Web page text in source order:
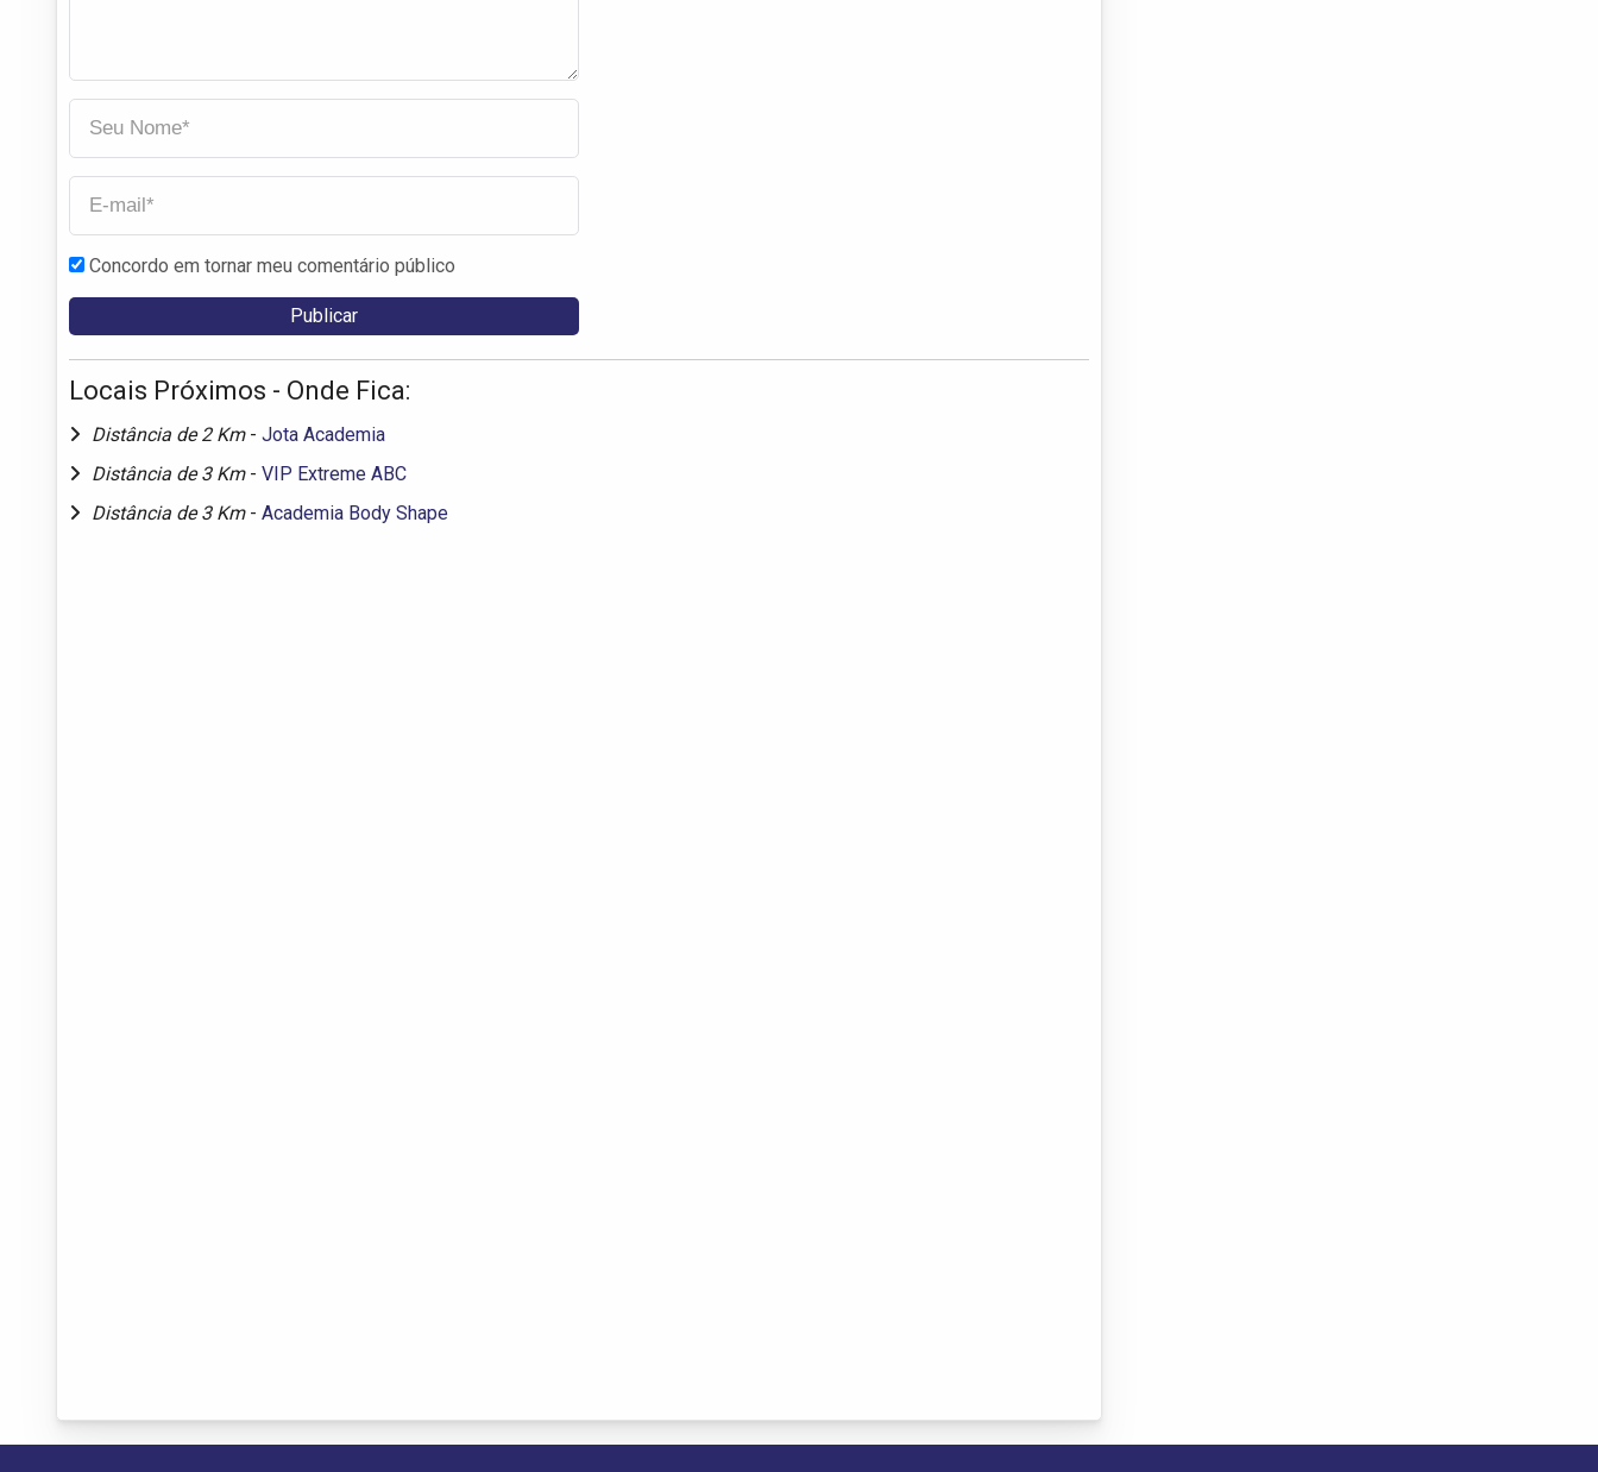
Concordo em tornar meu comentário público
Locais Próximos - Onde Fica:
Distância de 2 Km - Jota Academia
Distância de 3 Km - VIP Extreme ABC
Distância de 3 Km - Academia Body Shape